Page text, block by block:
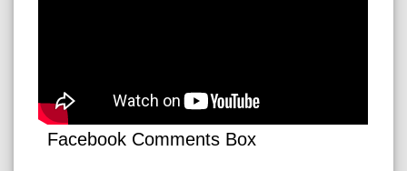
Facebook Comments Box